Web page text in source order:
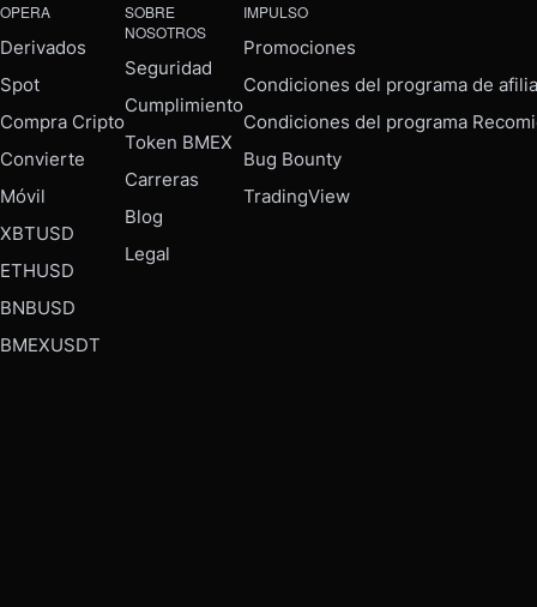
OPERA
Derivados
Spot
Compra Cripto
Convierte
Móvil
XBTUSD
ETHUSD
BNBUSD
BMEXUSDT
SOBRE
NOSOTROS
Seguridad
Cumplimiento
Token BMEX
Carreras
Blog
Legal
IMPULSO
Promociones
Condiciones del programa de
Condiciones del programa
Bug Bounty
TradingView